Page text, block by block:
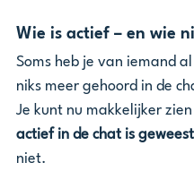
Wie is actief – en wie
Soms heb je van iemand
niks meer gehoord in de
Je kunt nu makkelijker
actief in de chat is geweest
niet.